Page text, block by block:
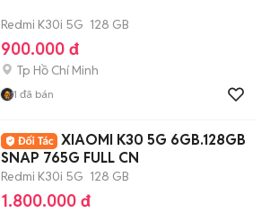
Redmi K30i 5G 128 GB
900.000 đ
Tp Hồ Chí Minh
1 đã bán
XIAOMI K30 5G 6GB.128GB
SNAP 765G FULL CN
Redmi K30i 5G 128 GB
1.800.000 đ